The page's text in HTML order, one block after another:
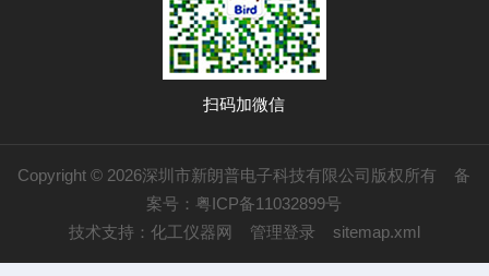
扫码加微信
Copyright © 2026深圳市新朗普电子科技有限公司版权所有 备
案号：粤ICP备11032899号
技术支持： 化工仪器网 管理登录 sitemap.xml